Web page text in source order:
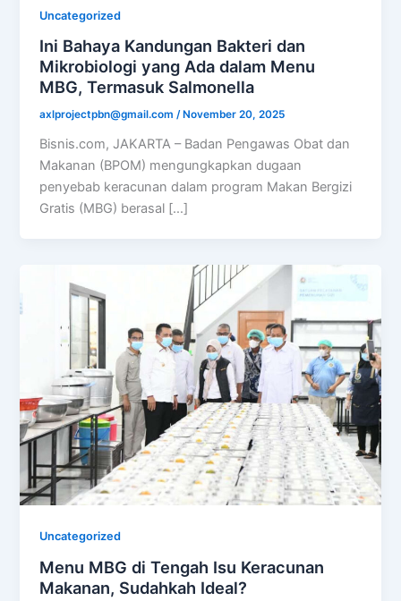
Uncategorized
Ini Bahaya Kandungan Bakteri dan
Mikrobiologi yang Ada dalam Menu
MBG, Termasuk Salmonella
axlprojectpbn@gmail.com/ November 20, 2025
Bisnis.com, JAKARTA – Badan Pengawas Obat dan
Makanan (BPOM) mengungkapkan dugaan
penyebab keracunan dalam program Makan Bergizi
Gratis (MBG) berasal […]
Uncategorized
Menu MBG di Tengah Isu Keracunan
Makanan, Sudahkah Ideal?